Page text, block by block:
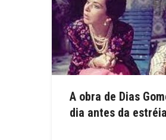
A obra de Dias
dia antes da estréia